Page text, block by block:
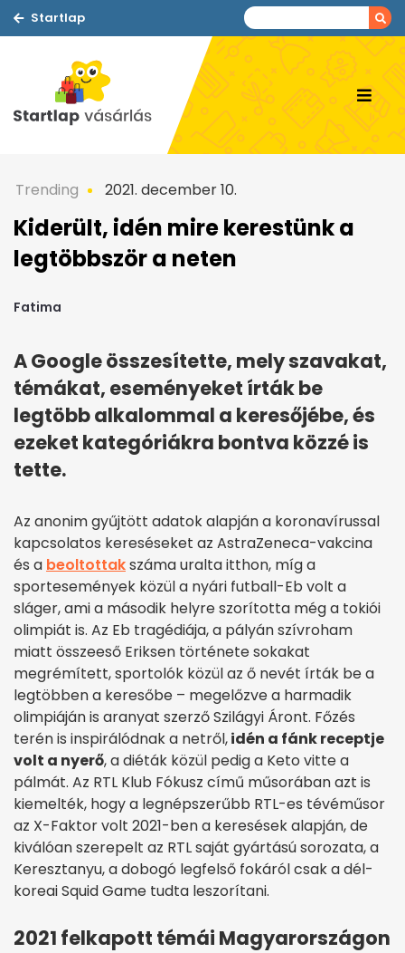
Startlap
Trending 2021. december 10.
Kiderült, idén mire kerestünk a
legtöbbször a neten
Fatima
A Google összesítette, mely szavakat,
témákat, eseményeket írták be
legtöbb alkalommal a keresőjébe, és
ezeket kategóriákra bontva közzé is
tette.
Az anonim gyűjtött adatok alapján a koronavírussal
kapcsolatos kereséseket az AstraZeneca-vakcina
és a beoltottakszáma uralta itthon, míg a
sportesemények közül a nyári futball-Eb volt a
sláger, ami a második helyre szorította még a tokiói
olimpiát is. Az Eb tragédiája, a pályán szívroham
miatt összeeső Eriksen története sokakat
megrémített, sportolók közül az ő nevét írták be a
legtöbben a keresőbe – megelőzve a harmadik
olimpiáján is aranyat szerző Szilágyi Áront. Főzés
terén is inspirálódnak a netről,idén a fánk receptje
volt a nyerő, a diéták közül pedig a Keto vitte a
pálmát. Az RTL Klub Fókusz című műsorában azt is
kiemelték, hogy a legnépszerűbb RTL-es tévéműsor
az X-Faktor volt 2021-ben a keresések alapján, de
kiválóan szerepelt az RTL saját gyártású sorozata, a
Keresztanyu, a dobogó legfelső fokáról csak a dél-
koreai Squid Game tudta leszorítani.
2021 felkapott témái Magyarországon